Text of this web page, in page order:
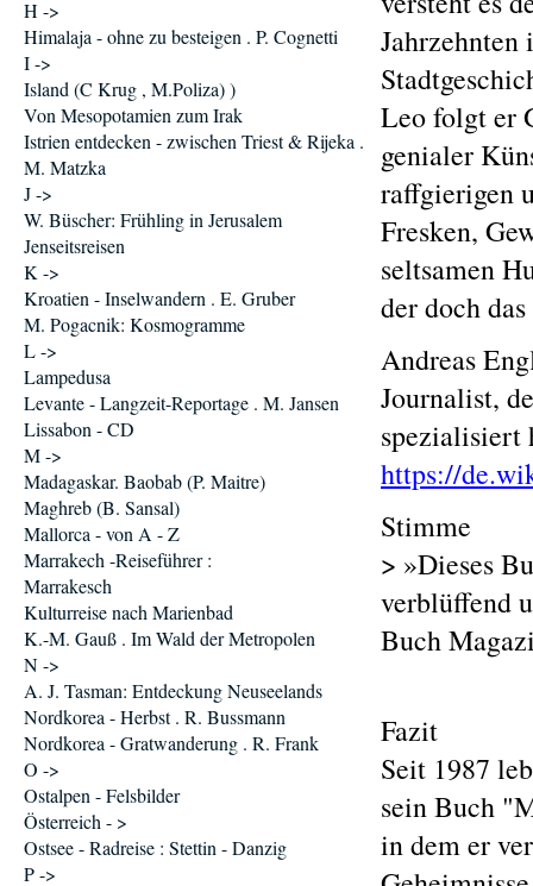
Jahrzehnten
Leo folgt er
genialer
raffgierigen
Fresken,
seltsamen
der doch
Andreas
Journalist,
spezialisiert
https://
Stimme
> »Dieses
verblüffend
Buch
Fazit
Seit 1987
sein Buch
in dem er
H ->
Himalaja - ohne zu besteigen . P. Cognetti
I ->
Island (C Krug , M.Poliza) )
Von Mesopotamien zum Irak
Istrien entdecken - zwischen Triest & Rijeka .
M. Matzka
J ->
W. Büscher: Frühling in Jerusalem
Jenseitsreisen
K ->
Kroatien - Inselwandern . E. Gruber
M. Pogacnik: Kosmogramme
L ->
Lampedusa
Levante - Langzeit-Reportage . M. Jansen
Lissabon - CD
M ->
Madagaskar. Baobab (P. Maitre)
Maghreb (B. Sansal)
Mallorca - von A - Z
Marrakech -Reiseführer :
Marrakesch
Kulturreise nach Marienbad
K.-M. Gauß . Im Wald der Metropolen
N ->
A. J. Tasman: Entdeckung Neuseelands
Nordkorea - Herbst . R. Bussmann
Nordkorea - Gratwanderung . R. Frank
O ->
Ostalpen - Felsbilder
Österreich - >
Ostsee - Radreise : Stettin - Danzig
P ->